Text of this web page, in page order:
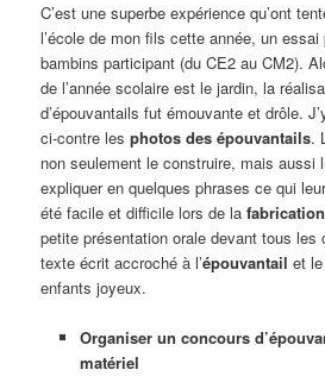
C’est une superbe expérience qu’ont
l’école de mon fils cette année, un
bambins participant (du CE2 au CM2).
de l’année scolaire est le jardin, la
d’épouvantails fut émouvante et drôle.
ci-contre lesphotos des épouvantails.
non seulement le construire, mais aussi
expliquer en quelques phrases ce qui
été facile et difficile lors de la
petite présentation orale devant tous les
texte écrit accroché à l’épouvantail et
enfants joyeux.
Organiser un concours
matériel